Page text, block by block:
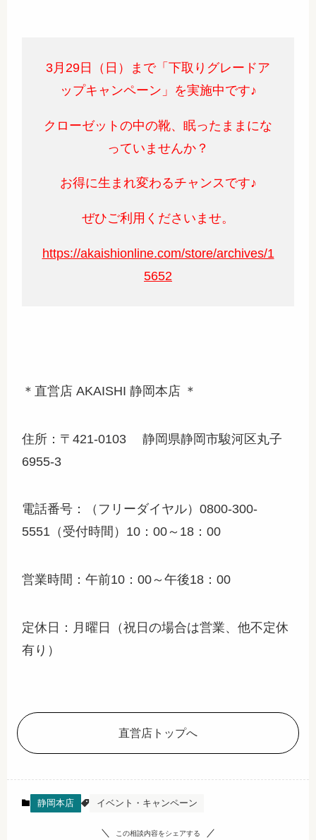
3月29日（日）まで「下取りグレードア
ップキャンペーン」を実施中です♪
クローゼットの中の靴、眠ったままにな
っていませんか？
お得に生まれ変わるチャンスです♪
ぜひご利用くださいませ。
https://akaishionline.com/store/archives/1
5652
＊直営店 AKAISHI 静岡本店 ＊
住所：〒421-0103 静岡県静岡市駿河区丸子
6955-3
電話番号：（フリーダイヤル）0800-300-
5551（受付時間）10：00～18：00
営業時間：午前10：00～午後18：00
定休日：月曜日（祝日の場合は営業、他不定休
有り）
直営店トップへ
静岡本店 イベント・キャンペーン
この相談内容をシェアする